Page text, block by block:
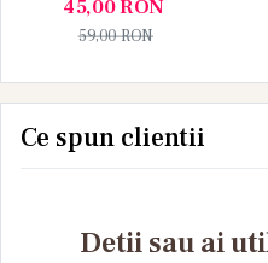
45,00RON
59,00RON
Ce spun clientii
Detii sau ai